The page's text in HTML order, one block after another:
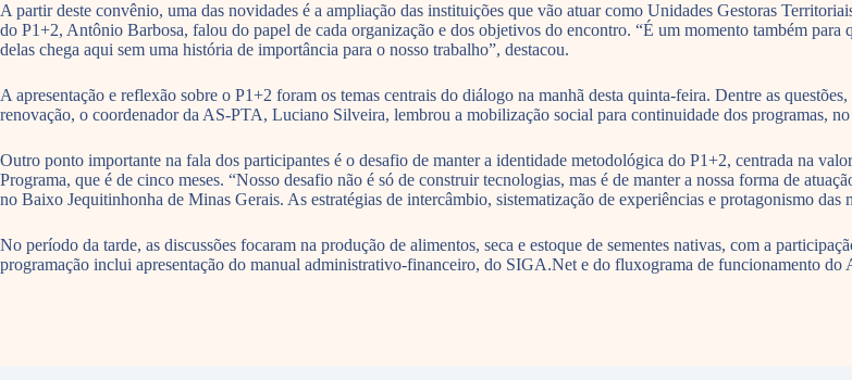
A partir deste convênio, uma das novidades é a ampliação das instituições que vão atuar como Unidades Gestoras
do P1+2, Antônio Barbosa, falou do papel de cada organização e dos objetivos do encontro. “É um momento também para
delas chega aqui sem uma história de importância para o nosso trabalho”, destacou.
A apresentação e reflexão sobre o P1+2 foram os temas centrais do diálogo na manhã desta quinta-feira. Dentre as
renovação, o coordenador da AS-PTA, Luciano Silveira, lembrou a mobilização social para continuidade dos programas,
Outro ponto importante na fala dos participantes é o desafio de manter a identidade metodológica do P1+2, centrada na
Programa, que é de cinco meses. “Nosso desafio não é só de construir tecnologias, mas é de manter a nossa forma de
no Baixo Jequitinhonha de Minas Gerais. As estratégias de intercâmbio, sistematização de experiências e protagonismo das
No período da tarde, as discussões focaram na produção de alimentos, seca e estoque de sementes nativas, com a
programação inclui apresentação do manual administrativo-financeiro, do SIGA.Net e do fluxograma de funcionamento